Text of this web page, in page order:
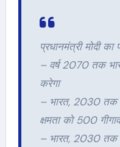
प्रधानमंत्री मोदी का
– वर्ष 2070 तक
करेगा
– भारत, 2030 तक
क्षमता को 500
– भारत, 2030 तक